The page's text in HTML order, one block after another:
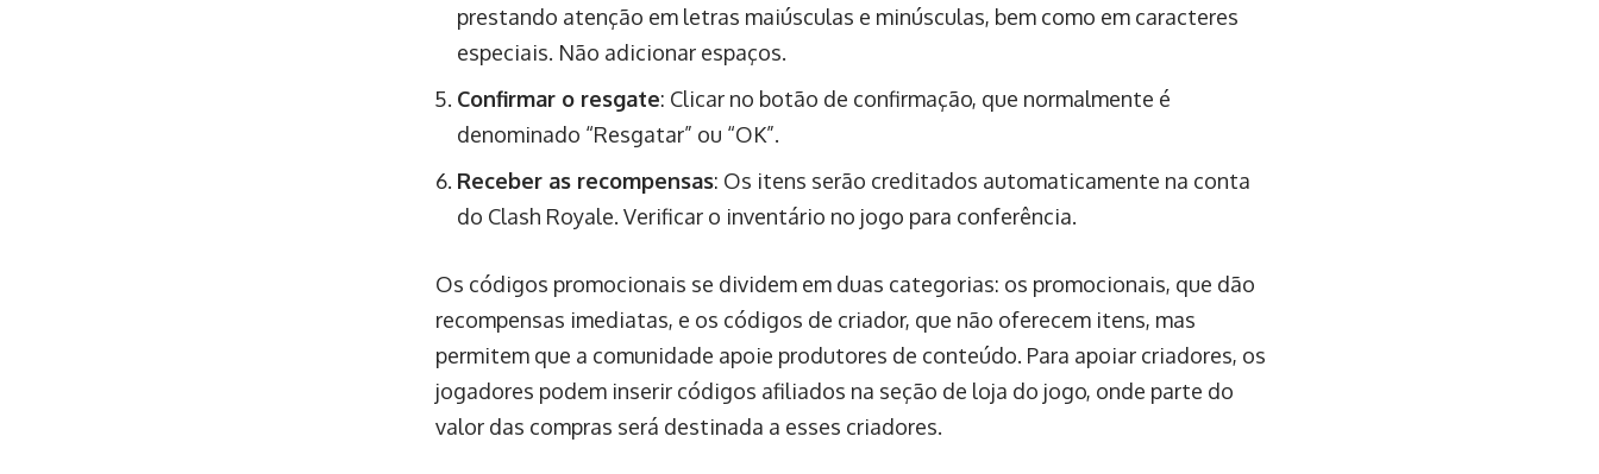
prestando atenção em letras maiúsculas e minúsculas, bem como em caracteres
especiais. Não adicionar espaços.
Confirmar o resgate: Clicar no botão de confirmação, que normalmente é
denominado “Resgatar” ou “OK”.
Receber as recompensas: Os itens serão creditados automaticamente na conta
do Clash Royale. Verificar o inventário no jogo para conferência.
Os códigos promocionais se dividem em duas categorias: os promocionais, que dão
recompensas imediatas, e os códigos de criador, que não oferecem itens, mas
permitem que a comunidade apoie produtores de conteúdo. Para apoiar criadores, os
jogadores podem inserir códigos afiliados na seção de loja do jogo, onde parte do
valor das compras será destinada a esses criadores.